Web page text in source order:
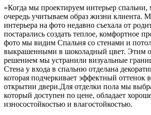
«Когда мы проектируем интерьер
очередь учитываем образ жизни клиента.
интерьера на фото недавно съехала от
постарались создать теплое, комфортное
фото мы видим Спальня со стенами и
выкрашенными в шоколадный цвет. Этим
решением мы устранили визуальные
Стена у входа в спальню отделана
которая подчеркивает эффектный оттенок
открытии двери.Для отделки пола мы
который доступен по цене, обладает
износостойкостью и влагостойкостью.